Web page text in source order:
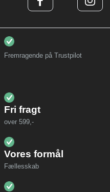
Fremragende på Trustpilot
Fri fragt
over 599,-
Vores formål
Fællesskab